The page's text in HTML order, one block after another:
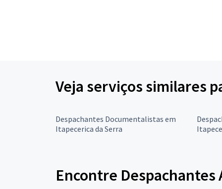
Veja serviços similares
Despachantes Documentalistas em
Itapecerica da Serra
Encontre Despachantes